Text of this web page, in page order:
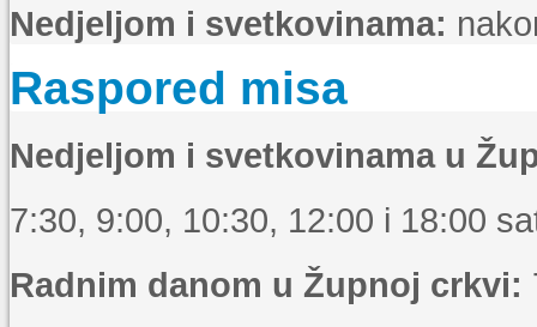
Nedjeljom i svetkovinama:
Raspored misa
Nedjeljom i svetkovinama u
7:30, 9:00, 10:30, 12:00 i 18:00
Radnim danom u Župnoj crkvi: